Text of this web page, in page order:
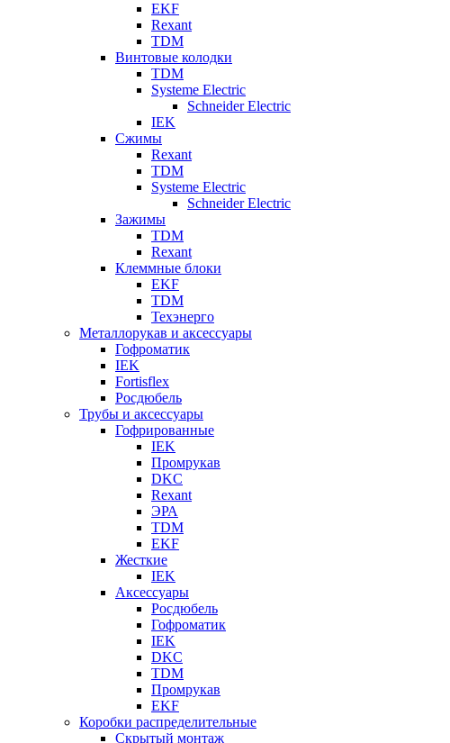
EKF
Rexant
TDM
Винтовые колодки
TDM
Systeme Electric
Schneider Electric
IEK
Сжимы
Rexant
TDM
Systeme Electric
Schneider Electric
Зажимы
TDM
Rexant
Клеммные блоки
EKF
TDM
Техэнерго
Металлорукав и аксессуары
Гофроматик
IEK
Fortisflex
Росдюбель
Трубы и аксессуары
Гофрированные
IEK
Промрукав
DKC
Rexant
ЭРА
TDM
EKF
Жесткие
IEK
Аксессуары
Росдюбель
Гофроматик
IEK
DKC
TDM
Промрукав
EKF
Коробки распределительные
Скрытый монтаж